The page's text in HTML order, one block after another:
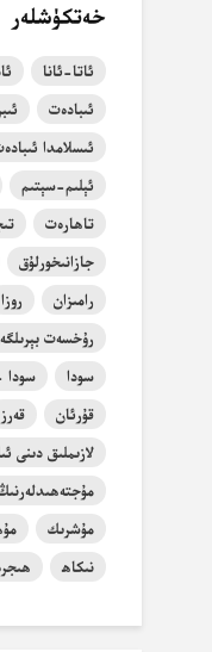
خەتكۈشلەر
ئاتا-ئانا
ئىبادەت
ئىسلامدا
ئېلىم-سېتىم
تاھارەت
جازانىخورلۇق
رامىزان
روزا
رۇخسەت
سودا
سودا
قۇرئان
قەرز
لازىملىق دىنى
مۇشرىك
نىكاھ